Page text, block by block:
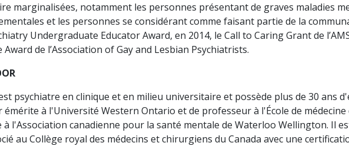
marginalisées, notamment les personnes présentant de graves maladies
et les personnes se considérant comme faisant partie de la
Undergraduate Educator Award, en 2014, le Call to Caring Grant de
de l’Association of Gay and Lesbian Psychiatrists.
psychiatre en clinique et en milieu universitaire et possède plus de 30 ans
à l'Université Western Ontario et de professeur à l'École de
à l'Association canadienne pour la santé mentale de Waterloo Wellington. Il
au Collège royal des médecins et chirurgiens du Canada avec une